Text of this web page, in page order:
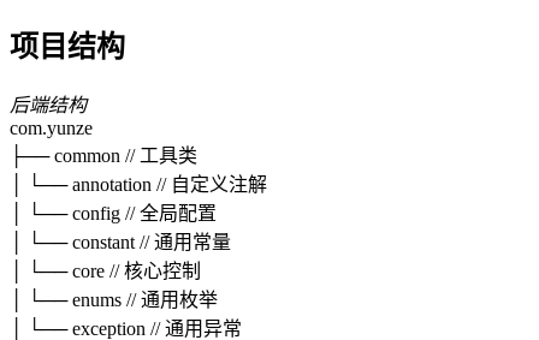
项目结构
后端结构
com.yunze
├── common // 工具类
│ └── annotation // 自定义注解
│ └── config // 全局配置
│ └── constant // 通用常量
│ └── core // 核心控制
│ └── enums // 通用枚举
│ └── exception // 通用异常